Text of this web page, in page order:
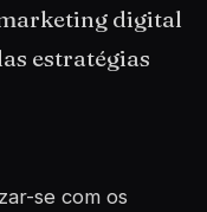
digital
estratégias
se com os